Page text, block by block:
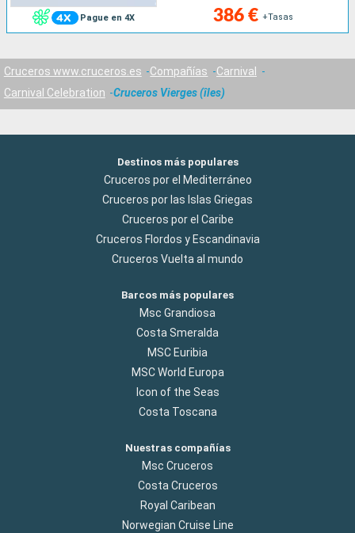
Pague en 4X 386 € +Tasas
Cruceros www.cruceros.es Compañías
Carnival
Carnival Celebration
Cruceros Vierges (îles)
Destinos más populares
Cruceros por el Mediterráneo
Cruceros por las Islas Griegas
Cruceros por el Caribe
Cruceros Flordos y Escandinavia
Cruceros Vuelta al mundo
Barcos más populares
Msc Grandiosa
Costa Smeralda
MSC Euribia
MSC World Europa
Icon of the Seas
Costa Toscana
Nuestras compañías
Msc Cruceros
Costa Cruceros
Royal Caribean
Norwegian Cruise Line